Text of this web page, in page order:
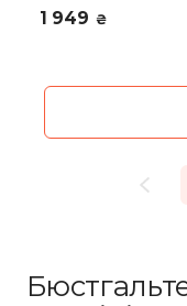
1 949 ₴